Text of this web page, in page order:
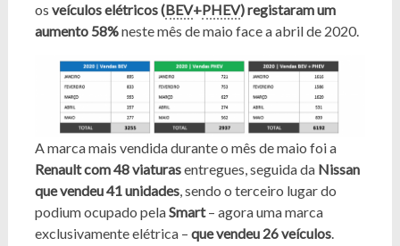
os veículos elétricos (BEV+PHEV) registaram um
aumento 58%neste mês de maio face a abril de 2020.
A marca mais vendida durante o mês de maio foi a
Renault com 48 viaturasentregues, seguida da Nissan
que vendeu 41 unidades, sendo o terceiro lugar do
podium ocupado pelaSmart– agora uma marca
exclusivamente elétrica – que vendeu 26 veículos.